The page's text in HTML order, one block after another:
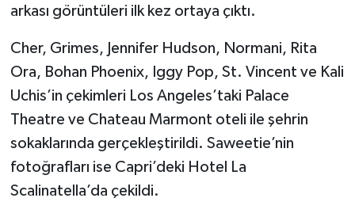
arkası görüntüleri ilk kez ortaya çıktı.
Cher, Grimes, Jennifer Hudson, Normani, Rita
Ora, Bohan Phoenix, Iggy Pop, St. Vincent ve Kali
Uchis’in çekimleri Los Angeles’taki Palace
Theatre ve Chateau Marmont oteli ile şehrin
sokaklarında gerçekleştirildi. Saweetie’nin
fotoğrafları ise Capri’deki Hotel La
Scalinatella’da çekildi.